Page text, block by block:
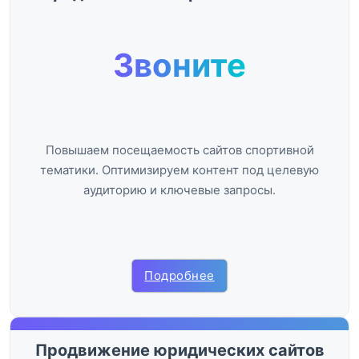
Звоните
Повышаем посещаемость сайтов спортивной
тематики. Оптимизируем контент под целевую
аудиторию и ключевые запросы.
Подробнее
Продвижение юридических сайтов